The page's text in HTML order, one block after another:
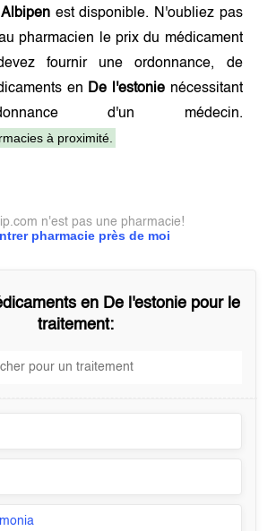
Albipen est disponible. N'oubliez pas
pharmacien le prix du médicament
fournir une ordonnance, de
en De l'estonienécessitant
d'un médecin.
à proximité.
pharmacie près de moi
n'est pas une pharmacie!
en De l'estoniepour le
traitement: